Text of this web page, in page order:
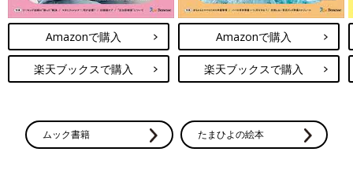
Amazonで購入
楽天ブックスで購入
Amazonで購入
楽天ブックスで購入
ムック書籍 たまひよの絵本